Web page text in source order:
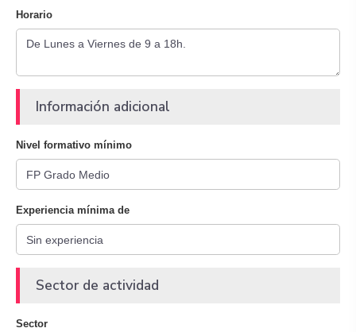
Horario
Información adicional
Nivel formativo mínimo
Experiencia mínima de
Sector de actividad
Sector